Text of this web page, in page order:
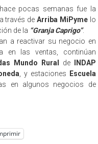
pocas semanas fue la
través de Arriba MiPymelo
de la “Granja Caprigo”.
a reactivar su negocio en
en las ventas, continúan
Mundo Rural de
INDAP
, y estaciones
Escuela
en algunos negocios de